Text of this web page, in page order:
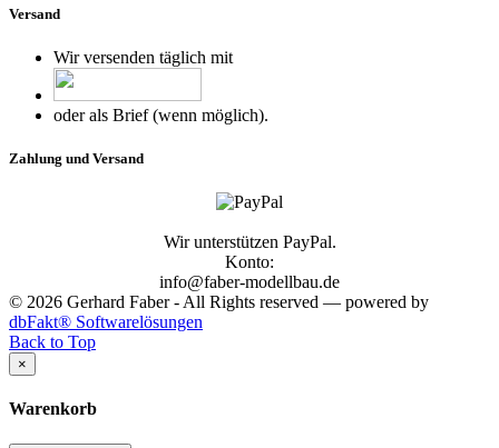
Versand
Wir versenden täglich mit
oder als Brief (wenn möglich).
Zahlung und Versand
Wir unterstützen PayPal.
Konto:
info@faber-modellbau.de
© 2026 Gerhard Faber - All Rights reserved — powered by
dbFakt® Softwarelösungen
Back to Top
×
Warenkorb